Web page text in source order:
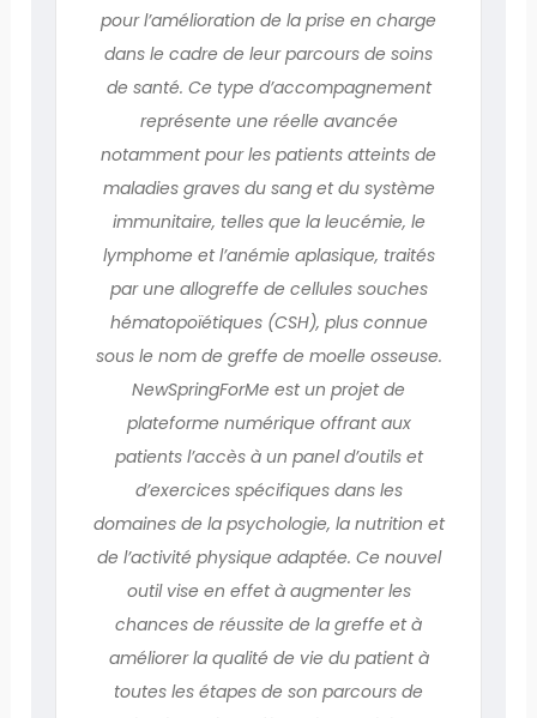
pour l’amélioration de la prise en charge
dans le cadre de leur parcours de soins
de santé. Ce type d’accompagnement
représente une réelle avancée
notamment pour les patients atteints de
maladies graves du sang et du système
immunitaire, telles que la leucémie, le
lymphome et l’anémie aplasique, traités
par une allogreffe de cellules souches
hématopoïétiques (CSH), plus connue
sous le nom de greffe de moelle osseuse.
NewSpringForMe est un projet de
plateforme numérique offrant aux
patients l’accès à un panel d’outils et
d’exercices spécifiques dans les
domaines de la psychologie, la nutrition et
de l’activité physique adaptée. Ce nouvel
outil vise en effet à augmenter les
chances de réussite de la greffe et à
améliorer la qualité de vie du patient à
toutes les étapes de son parcours de